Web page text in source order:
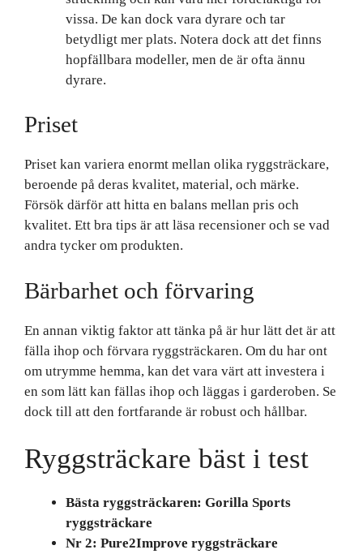
vissa. De kan dock vara dyrare och tar
betydligt mer plats. Notera dock att det finns
hopfällbara modeller, men de är ofta ännu
dyrare.
Priset
Priset kan variera enormt mellan olika ryggsträckare,
beroende på deras kvalitet, material, och märke.
Försök därför att hitta en balans mellan pris och
kvalitet. Ett bra tips är att läsa recensioner och se vad
andra tycker om produkten.
Bärbarhet och förvaring
En annan viktig faktor att tänka på är hur lätt det är att
fälla ihop och förvara ryggsträckaren. Om du har ont
om utrymme hemma, kan det vara värt att investera i
en som lätt kan fällas ihop och läggas i garderoben. Se
dock till att den fortfarande är robust och hållbar.
Ryggsträckare bäst i test
Bästa ryggsträckaren: Gorilla Sports
ryggsträckare
Nr 2: Pure2Improve ryggsträckare